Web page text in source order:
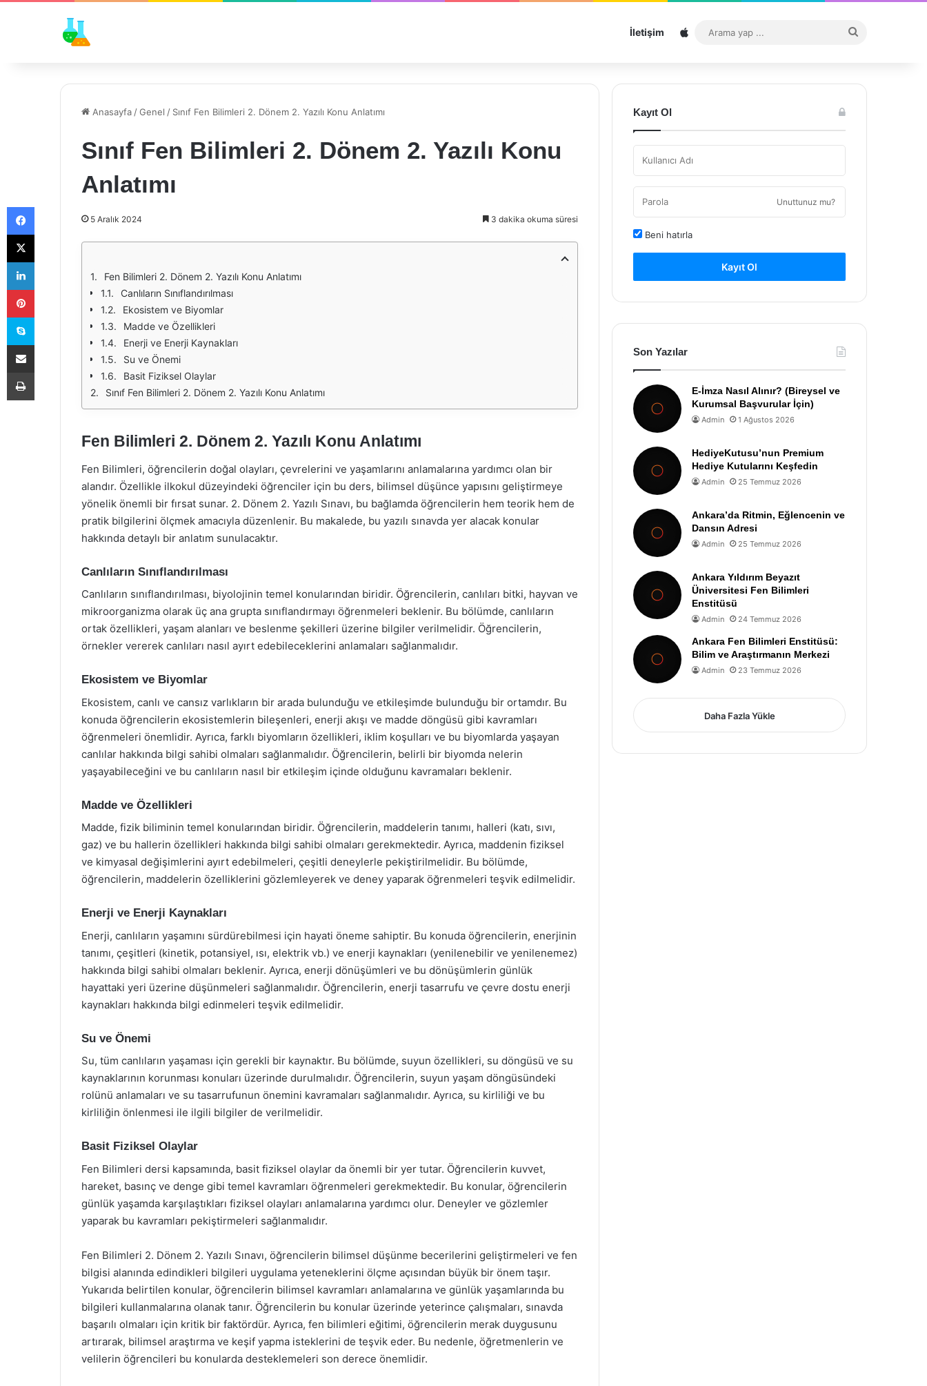
İletişim Sitemap
...
Anasayfa /Genel / Sınıf Fen Bilimleri 2. Dönem 2. Yazılı Konu Anlatımı
Sınıf Fen Bilimleri 2. Dönem 2. Yazılı Konu
Anlatımı
5 Aralık 2024 3 dakika okuma süresi
Fen Bilimleri 2. Dönem 2. Yazılı Konu Anlatımı
Canlıların Sınıflandırılması
Ekosistem ve Biyomlar
Madde ve Özellikleri
Enerji ve Enerji Kaynakları
Su ve Önemi
Basit Fiziksel Olaylar
Sınıf Fen Bilimleri 2. Dönem 2. Yazılı Konu Anlatımı
Fen Bilimleri 2. Dönem 2. Yazılı Konu Anlatımı
Fen Bilimleri, öğrencilerin doğal olayları, çevrelerini ve yaşamlarını anlamalarına yardımcı olan bir
alandır. Özellikle ilkokul düzeyindeki öğrenciler için bu ders, bilimsel düşünce yapısını geliştirmeye
yönelik önemli bir fırsat sunar. 2. Dönem 2. Yazılı Sınavı, bu bağlamda öğrencilerin hem teorik hem de
pratik bilgilerini ölçmek amacıyla düzenlenir. Bu makalede, bu yazılı sınavda yer alacak konular
hakkında detaylı bir anlatım sunulacaktır.
Canlıların Sınıflandırılması
Canlıların sınıflandırılması, biyolojinin temel konularından biridir. Öğrencilerin, canlıları bitki, hayvan ve
mikroorganizma olarak üç ana grupta sınıflandırmayı öğrenmeleri beklenir. Bu bölümde, canlıların
ortak özellikleri, yaşam alanları ve beslenme şekilleri üzerine bilgiler verilmelidir. Öğrencilerin,
örnekler vererek canlıları nasıl ayırt edebileceklerini anlamaları sağlanmalıdır.
Ekosistem ve Biyomlar
Ekosistem, canlı ve cansız varlıkların bir arada bulunduğu ve etkileşimde bulunduğu bir ortamdır. Bu
konuda öğrencilerin ekosistemlerin bileşenleri, enerji akışı ve madde döngüsü gibi kavramları
öğrenmeleri önemlidir. Ayrıca, farklı biyomların özellikleri, iklim koşulları ve bu biyomlarda yaşayan
canlılar hakkında bilgi sahibi olmaları sağlanmalıdır. Öğrencilerin, belirli bir biyomda nelerin
yaşayabileceğini ve bu canlıların nasıl bir etkileşim içinde olduğunu kavramaları beklenir.
Madde ve Özellikleri
Madde, fizik biliminin temel konularından biridir. Öğrencilerin, maddelerin tanımı, halleri (katı, sıvı,
gaz) ve bu hallerin özellikleri hakkında bilgi sahibi olmaları gerekmektedir. Ayrıca, maddenin fiziksel
ve kimyasal değişimlerini ayırt edebilmeleri, çeşitli deneylerle pekiştirilmelidir. Bu bölümde,
öğrencilerin, maddelerin özelliklerini gözlemleyerek ve deney yaparak öğrenmeleri teşvik edilmelidir.
Enerji ve Enerji Kaynakları
Enerji, canlıların yaşamını sürdürebilmesi için hayati öneme sahiptir. Bu konuda öğrencilerin, enerjinin
tanımı, çeşitleri (kinetik, potansiyel, ısı, elektrik vb.) ve enerji kaynakları (yenilenebilir ve yenilenemez)
hakkında bilgi sahibi olmaları beklenir. Ayrıca, enerji dönüşümleri ve bu dönüşümlerin günlük
hayattaki yeri üzerine düşünmeleri sağlanmalıdır. Öğrencilerin, enerji tasarrufu ve çevre dostu enerji
kaynakları hakkında bilgi edinmeleri teşvik edilmelidir.
Su ve Önemi
Su, tüm canlıların yaşaması için gerekli bir kaynaktır. Bu bölümde, suyun özellikleri, su döngüsü ve su
kaynaklarının korunması konuları üzerinde durulmalıdır. Öğrencilerin, suyun yaşam döngüsündeki
rolünü anlamaları ve su tasarrufunun önemini kavramaları sağlanmalıdır. Ayrıca, su kirliliği ve bu
kirliliğin önlenmesi ile ilgili bilgiler de verilmelidir.
Basit Fiziksel Olaylar
Fen Bilimleri dersi kapsamında, basit fiziksel olaylar da önemli bir yer tutar. Öğrencilerin kuvvet,
hareket, basınç ve denge gibi temel kavramları öğrenmeleri gerekmektedir. Bu konular, öğrencilerin
günlük yaşamda karşılaştıkları fiziksel olayları anlamalarına yardımcı olur. Deneyler ve gözlemler
yaparak bu kavramları pekiştirmeleri sağlanmalıdır.
Fen Bilimleri 2. Dönem 2. Yazılı Sınavı, öğrencilerin bilimsel düşünme becerilerini geliştirmeleri ve fen
bilgisi alanında edindikleri bilgileri uygulama yeteneklerini ölçme açısından büyük bir önem taşır.
Yukarıda belirtilen konular, öğrencilerin bilimsel kavramları anlamalarına ve günlük yaşamlarında bu
bilgileri kullanmalarına olanak tanır. Öğrencilerin bu konular üzerinde yeterince çalışmaları, sınavda
başarılı olmaları için kritik bir faktördür. Ayrıca, fen bilimleri eğitimi, öğrencilerin merak duygusunu
artırarak, bilimsel araştırma ve keşif yapma isteklerini de teşvik eder. Bu nedenle, öğretmenlerin ve
velilerin öğrencileri bu konularda desteklemeleri son derece önemlidir.
Kayıt Ol
Unuttunuz mu?
Beni hatırla
Kayıt Ol
Son Yazılar
E-İmza Nasıl Alınır? (Bireysel ve
Kurumsal Başvurular İçin)
Admin 1 Ağustos 2026
HediyeKutusu’nun Premium
Hediye Kutularını Keşfedin
Admin 25 Temmuz 2026
Ankara’da Ritmin, Eğlencenin ve
Dansın Adresi
Admin 25 Temmuz 2026
Ankara Yıldırım Beyazıt
Üniversitesi Fen Bilimleri
Enstitüsü
Admin 24 Temmuz 2026
Ankara Fen Bilimleri Enstitüsü:
Bilim ve Araştırmanın Merkezi
Admin 23 Temmuz 2026
Daha Fazla Yükle
Facebook
X
LinkedIn
Pinterest
Skype
E-Posta ile paylaş